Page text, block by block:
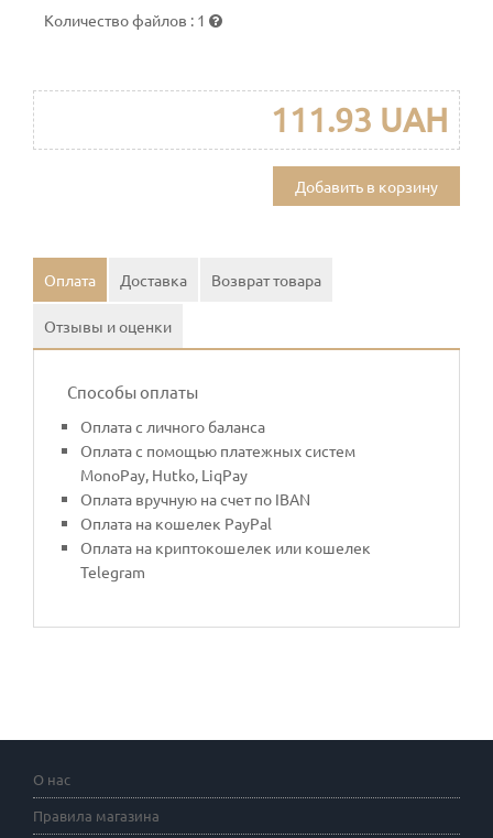
Количество файлов : 1
111.93 UAH
Добавить в корзину
Оплата Доставка Возврат товара
Отзывы и оценки
Способы оплаты
Оплата с личного баланса
Оплата с помощью платежных систем
MonoPay, Hutko, LiqPay
Оплата вручную на счет по IBAN
Оплата на кошелек PayPal
Оплата на криптокошелек или кошелек
Telegram
О нас
Правила магазина